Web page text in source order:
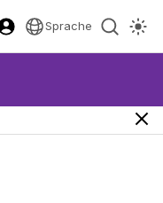
Sprache